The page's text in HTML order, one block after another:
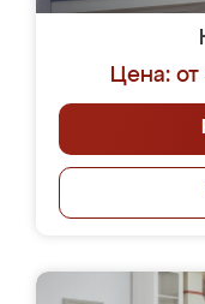
Цена: